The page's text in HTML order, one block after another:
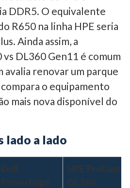
DDR5. O equivalente
R650 na linha HPE seria
Ainda assim, a
vs DL360 Gen11 é comum
avalia renovar um parque
o equipamento
mais nova disponível do
lado a lado
Dell
PowerEdge
HPE ProLiant
DL360